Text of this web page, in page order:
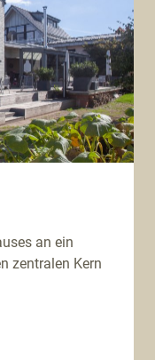
an ein
zentralen Kern